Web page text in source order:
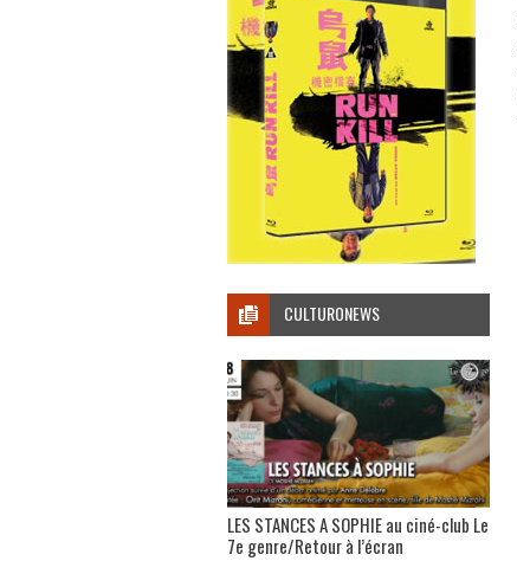
CULTURONEWS
LES STANCES A SOPHIE au ciné-club Le
7e genre/Retour à l’écran